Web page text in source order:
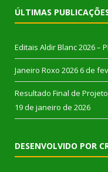
ÚLTIMAS
Editais Aldir Blanc 2026 –
Janeiro Roxo 2026 6 de
Resultado Final de
19 de janeiro de 2026
DESENVOLVIDO POR